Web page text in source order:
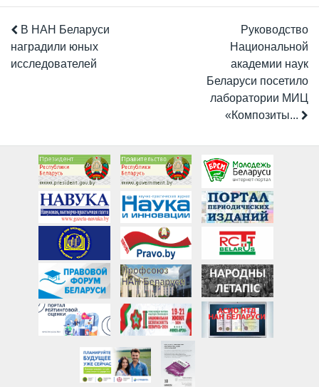
В НАН Беларуси
наградили юных
исследователей
Руководство
Национальной
академии наук
Беларуси посетило
лаборатории МИЦ
«Композиты...